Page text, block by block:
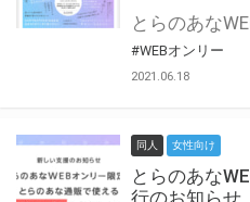
#WEBオンリー
2021.06.18
同人 女性向け
とらのあな